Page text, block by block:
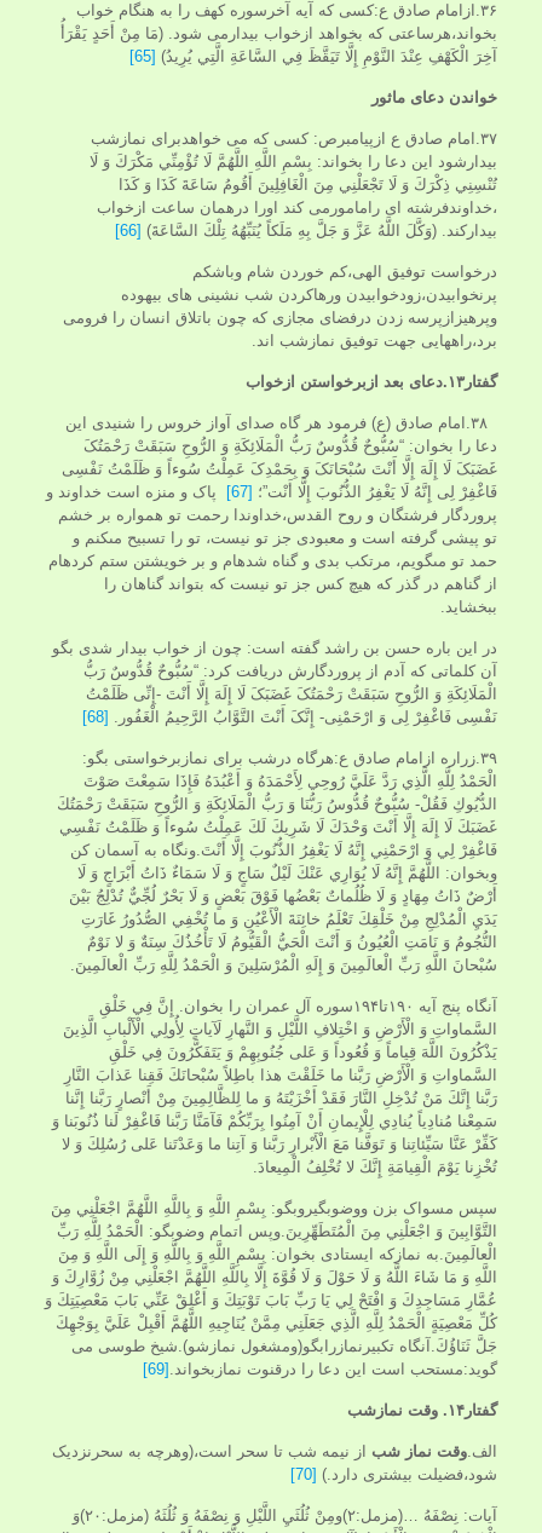
۳۶.ازامام صادق ع:کسی که آیه آخرسوره کهف را به هنگام خواب
بخواند،هرساعتی که بخواهد ازخواب بیدارمی شود. (مَا مِنْ أَحَدٍ يَقْرَأُ
آخِرَ الْكَهْفِ عِنْدَ النَّوْمِ إِلَّا تَيَقَّظَ فِي السَّاعَةِ الَّتِي يُرِيدُ) [65]
خواندن دعای ماثور
۳۷.امام صادق ع ازپیامبرص: کسی که می خواهدبرای نمازشب
بیدارشود این دعا را بخواند: بِسْمِ اللَّهِ اللَّهُمَّ لَا تُؤْمِنِّي مَكْرَكَ وَ لَا
تُنْسِنِي ذِكْرَكَ وَ لَا تَجْعَلْنِي مِنَ الْغَافِلِينَ أَقُومُ سَاعَةَ كَذَا وَ كَذَا
،خداوندفرشته ای رامامورمی کند اورا درهمان ساعت ازخواب
بیدارکند. (وَكَّلَ‏ اللَّهُ‏ عَزَّ وَ جَلَّ بِهِ مَلَكاً يُنَبِّهُهُ تِلْكَ السَّاعَةَ) [66]
درخواست توفیق الهی،کم خوردن شام وباشکم
پرنخوابیدن،زودخوابیدن ورهاکردن شب نشینی های بیهوده
وپرهیزازپرسه زدن درفضای مجازی که چون باتلاق انسان را فرومی
برد،راههایی جهت توفیق نمازشب اند.
گفتار۱۳.دعای بعد ازبرخواستن ازخواب
۳۸.امام صادق (ع) فرمود هر گاه صداى آواز خروس را شنیدى این
دعا را بخوان: “سُبُّوحٌ قُدُّوسٌ رَبُّ الْمَلَائِکَةِ وَ الرُّوحِ سَبَقَتْ رَحْمَتُکَ
غَضَبَکَ لَا إِلَهَ إِلَّا أَنْتَ سُبْحَانَکَ وَ بِحَمْدِکَ عَمِلْتُ سُوءاً وَ ظَلَمْتُ نَفْسِی
فَاغْفِرْ لِی‏ إِنَّهُ لَا یَغْفِرُ الذُّنُوبَ إِلَّا أَنْت‏”؛ [67]
پاک و منزه است خداوند و
پروردگار فرشتگان و روح القدس،خداوندا رحمت تو همواره بر خشم
تو پیشى گرفته است و معبودى جز تو نیست، تو را تسبیح مى‏کنم و
حمد تو مى‏گویم، مرتکب بدى و گناه شده‏ام و بر خویشتن ستم کرده‏ام
از گناهم در گذر که هیچ کس جز تو نیست که بتواند گناهان را
ببخشاید.
در این باره حسن بن راشد گفته است: چون از خواب بیدار شدى بگو
آن کلماتى که آدم از پروردگارش دریافت کرد: “سُبُّوحٌ قُدُّوسٌ رَبُّ
الْمَلَائِکَةِ وَ الرُّوحِ سَبَقَتْ رَحْمَتُکَ غَضَبَکَ لَا إِلَهَ إِلَّا أَنْتَ -إِنِّی ظَلَمْتُ
نَفْسِی فَاغْفِرْ لِی‏ وَ ارْحَمْنِی- إِنَّکَ أَنْتَ التَّوَّابُ الرَّحِیمُ‏ الْغَفُور. [68]
۳۹.زراره ازامام صادق ع:هرگاه درشب برای نمازبرخواستی بگو:
الْحَمْدُ لِلَّهِ الَّذِي رَدَّ عَلَيَّ رُوحِي لِأَحْمَدَهُ وَ أَعْبُدَهُ فَإِذَا سَمِعْتَ صَوْتَ
الدُّيُوكِ فَقُلْ- سُبُّوحٌ قُدُّوسُ رَبُّنَا وَ رَبُّ الْمَلَائِكَةِ وَ الرُّوحِ سَبَقَتْ رَحْمَتُكَ
غَضَبَكَ لَا إِلَهَ إِلَّا أَنْتَ وَحْدَكَ لَا شَرِيكَ لَكَ عَمِلْتُ سُوءاً وَ ظَلَمْتُ نَفْسِي
فَاغْفِرْ لِي‏ وَ ارْحَمْنِي إِنَّهُ لَا يَغْفِرُ الذُّنُوبَ إِلَّا أَنْتَ.ونگاه به آسمان کن
وبخوان: اللَّهُمَّ إِنَّهُ لَا يُوَارِي عَنْكَ لَيْلٌ سَاجٍ وَ لَا سَمَاءٌ ذَاتُ أَبْرَاجٍ وَ لَا
أَرْضٌ ذَاتُ مِهَادٍ وَ لَا ظُلُماتٌ بَعْضُها فَوْقَ بَعْضٍ‏ وَ لَا بَحْرٌ لُجِّيٌّ تُدْلِجُ بَيْنَ
يَدَيِ الْمُدْلِجِ مِنْ خَلْقِكَ تَعْلَمُ‏ خائِنَةَ الْأَعْيُنِ وَ ما تُخْفِي الصُّدُورُ غَارَتِ
النُّجُومُ وَ نَامَتِ الْعُيُونُ وَ أَنْتَ‏ الْحَيُّ الْقَيُّومُ‏ لَا تَأْخُذُكَ‏ سِنَةٌ وَ لا نَوْمٌ‏
سُبْحانَ اللَّهِ رَبِّ الْعالَمِينَ‏ وَ إِلَهِ الْمُرْسَلِينَ‏ وَ الْحَمْدُ لِلَّهِ رَبِّ الْعالَمِينَ.
آنگاه پنج آیه ۱۹۰تا۱۹۴سوره آل عمران را بخوان. إِنَّ فِي خَلْقِ
السَّماواتِ وَ الْأَرْضِ وَ اخْتِلافِ اللَّيْلِ وَ النَّهارِ لَآياتٍ لِأُولِي الْأَلْبابِ الَّذِينَ
يَذْكُرُونَ اللَّهَ قِياماً وَ قُعُوداً وَ عَلى‏ جُنُوبِهِمْ وَ يَتَفَكَّرُونَ فِي خَلْقِ
السَّماواتِ وَ الْأَرْضِ رَبَّنا ما خَلَقْتَ هذا باطِلاً سُبْحانَكَ فَقِنا عَذابَ النَّارِ
رَبَّنا إِنَّكَ مَنْ تُدْخِلِ النَّارَ فَقَدْ أَخْزَيْتَهُ وَ ما لِلظَّالِمِينَ مِنْ أَنْصارٍ رَبَّنا إِنَّنا
سَمِعْنا مُنادِياً يُنادِي لِلْإِيمانِ أَنْ آمِنُوا بِرَبِّكُمْ فَآمَنَّا رَبَّنا فَاغْفِرْ لَنا ذُنُوبَنا وَ
كَفِّرْ عَنَّا سَيِّئاتِنا وَ تَوَفَّنا مَعَ الْأَبْرارِ رَبَّنا وَ آتِنا ما وَعَدْتَنا عَلى‏ رُسُلِكَ وَ لا
تُخْزِنا يَوْمَ الْقِيامَةِ إِنَّكَ لا تُخْلِفُ الْمِيعادَ.
سپس مسواک بزن ووضوبگیروبگو: بِسْمِ اللَّهِ وَ بِاللَّهِ اللَّهُمَّ اجْعَلْنِي مِنَ
التَّوَّابِينَ وَ اجْعَلْنِي مِنَ الْمُتَطَهِّرِينَ.وپس اتمام وضوبگو: الْحَمْدُ لِلَّهِ رَبِّ
الْعالَمِينَ.به نمازکه ایستادی بخوان: بِسْمِ اللَّهِ وَ بِاللَّهِ وَ إِلَى اللَّهِ وَ مِنَ
اللَّهِ وَ مَا شَاءَ اللَّهُ وَ لَا حَوْلَ وَ لَا قُوَّةَ إِلَّا بِاللَّهِ اللَّهُمَّ اجْعَلْنِي مِنْ زُوَّارِكَ وَ
عُمَّارِ مَسَاجِدِكَ وَ افْتَحْ لِي يَا رَبِّ بَابَ تَوْبَتِكَ وَ أَغْلِقْ عَنِّي بَابَ مَعْصِيَتِكَ وَ
كُلِّ مَعْصِيَةٍ الْحَمْدُ لِلَّهِ الَّذِي جَعَلَنِي مِمَّنْ يُنَاجِيهِ اللَّهُمَّ أَقْبِلْ عَلَيَّ بِوَجْهِكَ
جَلَّ ثَنَاؤُكَ.آنگاه تکبیرنمازرابگو(ومشغول نمازشو).شیخ طوسی می
گوید:مستحب است این دعا را درقنوت نمازبخواند. [69]
گفتار۱۴. وقت نمازشب
الف.وقت نماز شب از نیمه شب تا سحر است،(وهرچه به سحرنزدیک
شود،فضیلت بیشتری دارد.) [70]
آیات: نِصْفَهُ …(مزمل:۲)ومِنْ ثُلُثَيِ اللَّيْلِ وَ نِصْفَهُ وَ ثُلُثَهُ (مزمل:۲۰)وَ